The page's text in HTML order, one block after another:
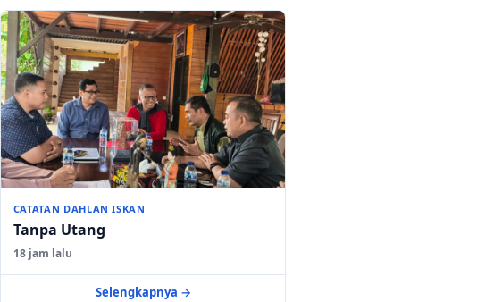
CATATAN DAHLAN ISKAN
Tanpa Utang
18 jam lalu
Selengkapnya →